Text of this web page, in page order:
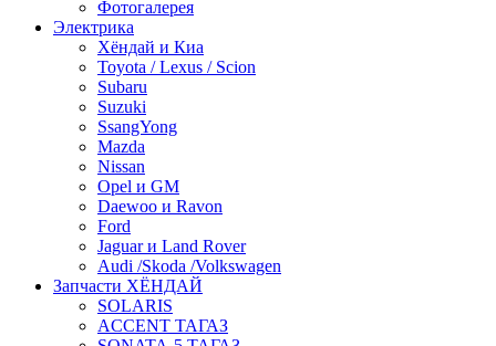
Фотогалерея
Электрика
Хёндай и Киа
Toyota / Lexus / Scion
Subaru
Suzuki
SsangYong
Mazda
Nissan
Opel и GM
Daewoo и Ravon
Ford
Jaguar и Land Rover
Audi /Skoda /Volkswagen
Запчасти ХЁНДАЙ
SOLARIS
ACCENT ТАГАЗ